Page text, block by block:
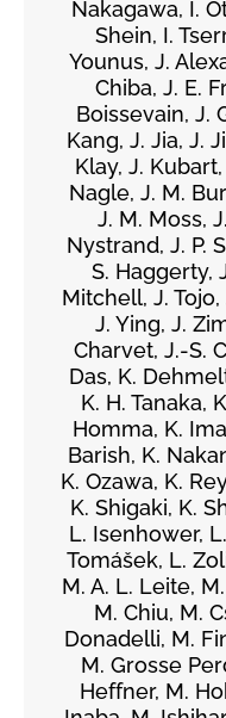
Nakagawa, I.
Shein, I.
Younus, J.
Chiba, J. E.
Boissevain, J.
Kang, J. Jia, J.
Klay, J.
Nagle, J. M.
J. M. Moss,
Nystrand, J. P.
S. Haggerty,
Mitchell, J.
J. Ying, J.
Charvet, J.-S.
Das, K.
K. H. Tanaka,
Homma, K.
Barish, K.
K. Ozawa, K.
K. Shigaki, K.
L. Isenhower,
Tomášek, L.
M. A. L. Leite,
M. Chiu, M.
Donadelli, M.
M. Grosse
Heffner, M.